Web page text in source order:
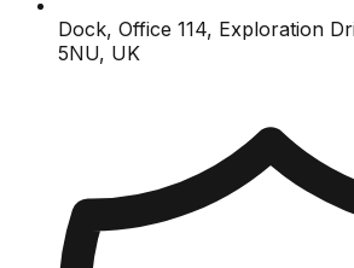
Dock, Office 114, Exploration
5NU, UK